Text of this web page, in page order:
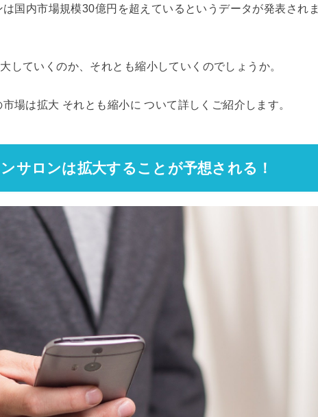
国内市場規模30億円を超えているというデータが発表されま
していくのか、それとも縮小していくのでしょうか。
場は拡大 それとも縮小に ついて詳しくご紹介します。
サロンは拡大することが予想される！